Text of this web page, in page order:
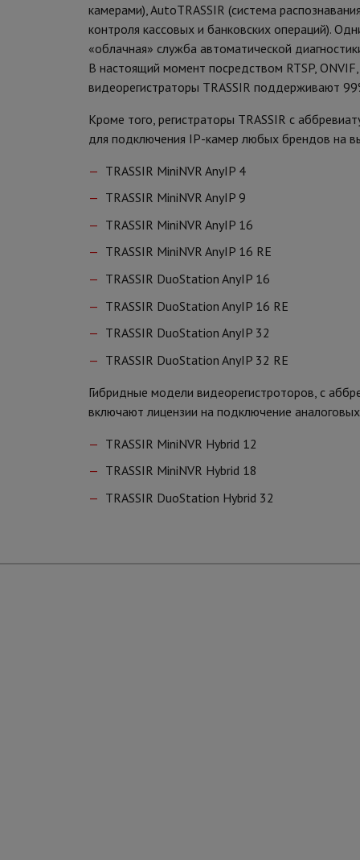
камерами), AutoTRASSIR (система
контроля кассовых и банковских операций).
«облачная» служба автоматической
В настоящий момент посредством RTSP,
видеорегистраторы TRASSIR поддерживают
Кроме того, регистраторы TRASSIR с
для подключения IP-камер любых брендов на
TRASSIR MiniNVR AnyIP 4
TRASSIR MiniNVR AnyIP 9
TRASSIR MiniNVR AnyIP 16
TRASSIR MiniNVR AnyIP 16 RE
TRASSIR DuoStation AnyIP 16
TRASSIR DuoStation AnyIP 16 RE
TRASSIR DuoStation AnyIP 32
TRASSIR DuoStation AnyIP 32 RE
Гибридные модели видеорегистроторов, с
включают лицензии на подключение
TRASSIR MiniNVR Hybrid 12
TRASSIR MiniNVR Hybrid 18
TRASSIR DuoStation Hybrid 32